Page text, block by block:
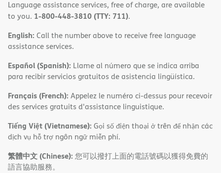
Language assistance services, free of charge, are available
to you. 1-800-448-3810 (TTY: 711).
English: Call the number above to receive free language
assistance services.
Español (Spanish): Llame al número que se indica arriba
para recibir servicios gratuitos de asistencia lingüística.
Français (French): Appelez le numéro ci-dessus pour recevoir
des services gratuits d'assistance linguistique.
Tiếng Việt (Vietnamese): Gọi số điện thoại ở trên để nhận các
dịch vụ hỗ trợ ngôn ngữ miễn phí.
繁體中文 (Chinese): 您可以撥打上面的電話號碼以獲得免費的
語言協助服務。